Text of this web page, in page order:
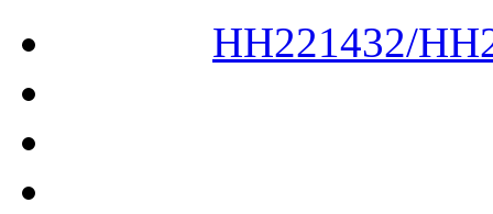
HH221432/